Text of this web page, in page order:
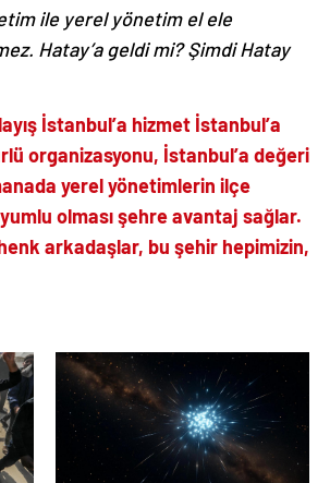
ile yerel yönetim el ele
Hatay’a geldi mi? Şimdi Hatay
İstanbul’a hizmet İstanbul’a
organizasyonu, İstanbul’a değeri
yerel yönetimlerin ilçe
olması şehre avantaj sağlar.
arkadaşlar, bu şehir hepimizin,